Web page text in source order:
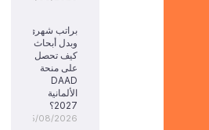
براتب شهري
وبدل أبحاث:
كيف تحصل
على منحة
DAAD
الألمانية
2027؟
05/08/2026